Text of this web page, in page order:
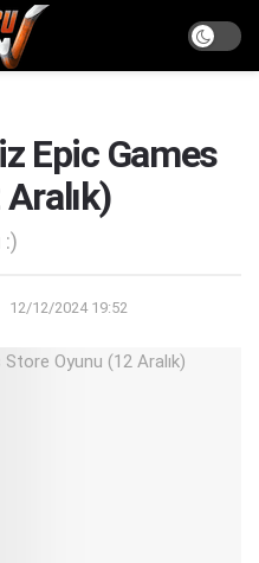
Epic Games
:)
12/12/2024 19:52